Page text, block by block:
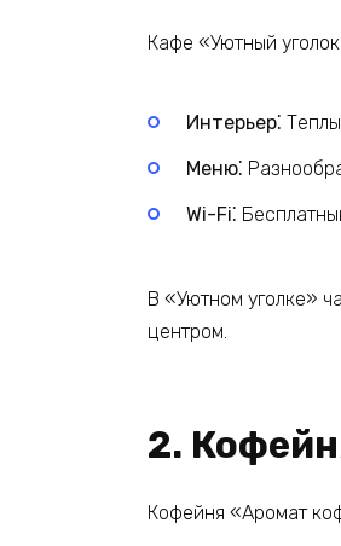
Кафе «Уютный
Интерьер⁚
Меню⁚
Wi-Fi⁚
В «Уютном уголке»
центром.
2.
Кофейня «Аромат